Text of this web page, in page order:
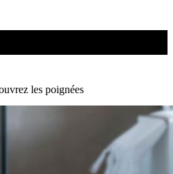
les poignées